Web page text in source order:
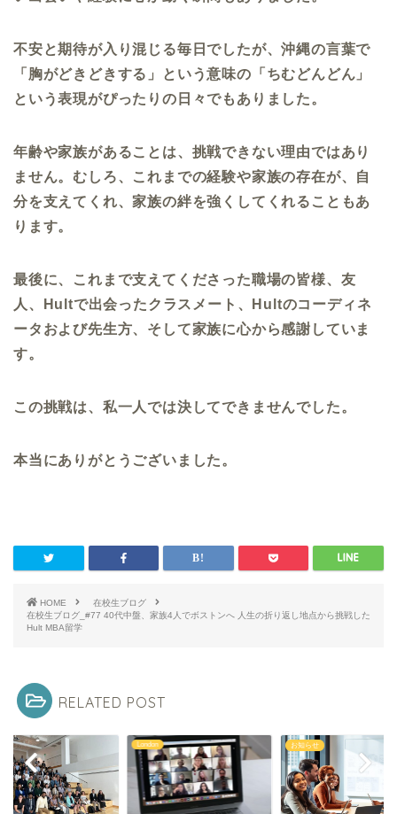
不安と期待が入り混じる毎日でしたが、沖縄の言葉で
「胸がどきどきする」という意味の「ちむどんどん」
という表現がぴったりの日々でもありました。
年齢や家族があることは、挑戦できない理由ではあり
ません。むしろ、これまでの経験や家族の存在が、自
分を支えてくれ、家族の絆を強くしてくれることもあ
ります。
最後に、これまで支えてくださった職場の皆様、友
人、
Hultで出会ったクラスメート、 Hultのコーディネ
ータおよび先生方、そして家族に心から感謝していま
す。
この挑戦は、私一人では決してできませんでした。
本当にありがとうございました。
HOME
在校生ブログ
在校生ブログ_#77 40代中盤、家族4人でボストンへ 人生の折り返し地点から挑戦した
Hult MBA留学
RELATED POST
London お知らせ